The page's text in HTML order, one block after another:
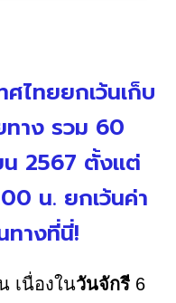
ไทยยกเว้นเก็บ
ทาง รวม 60
น 2567 ตั้งแต่
น. ยกเว้นค่า
ทางที่นี่!
เนื่องในวันจักรี 6